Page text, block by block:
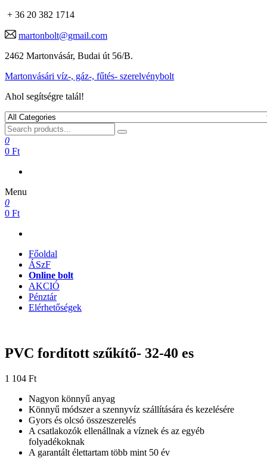
+ 36 20 382 1714
martonbolt@gmail.com
2462 Martonvásár, Budai út 56/B.
Martonvásári víz-, gáz-, fűtés- szerelvénybolt
Ahol segítségre talál!
0
0 Ft
Menu
0
0 Ft
Főoldal
ÁSzF
Online bolt
AKCIÓ
Pénztár
Elérhetőségek
PVC fordított szűkítő- 32-40 es
1 104 Ft
Nagyon könnyű anyag
Könnyű módszer a szennyvíz szállítására és kezelésére
Gyors és olcsó összeszerelés
A csatlakozók ellenállnak a víznek és az egyéb
folyadékoknak
A garantált élettartam több mint 50 év